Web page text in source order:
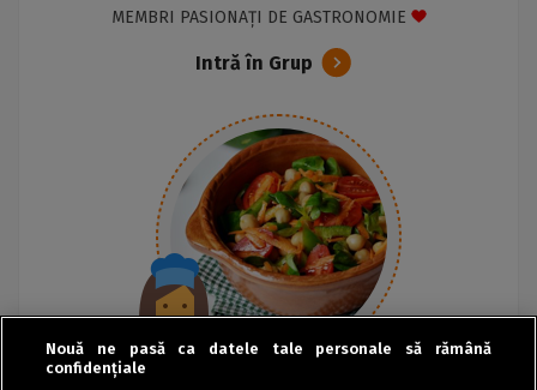
MEMBRI PASIONAȚI DE GASTRONOMIE
Intră în Grup
Nouă ne pasă ca datele tale personale să rămână
confidențiale